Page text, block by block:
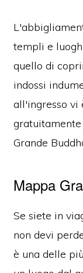
templi e
quello di
indossi
all'ingresso vi
Grande
Mappa
Se siete in
non devi
è una delle